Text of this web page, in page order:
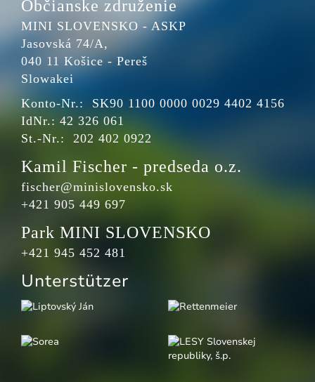
Občianske združenie
MINI SLOVENSKO - ASKP
Jasovská 74/A,
040 11 Košice - Pereš
Slowakei
Konto-Nr.: SK90 1100 0000 0029 4402 4156
IdNr.: 42 326 061
St.-Nr.: 202 402 0922
Kamil Fischer - predseda o.z.
fischer@minislovensko.sk
+421 905 449 697
Park MINI SLOVENSKO
+421 945 452 481
Unterstützer